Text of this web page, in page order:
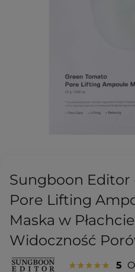
Sungboon Editor
Pore Lifting
Maska w
Widoczność
5